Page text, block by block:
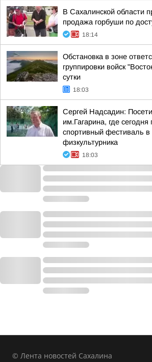
В Сахалинской области
продажа горбуши по
18:14
Обстановка в зоне
группировки войск
сутки
18:03
Сергей Надсадин:
им.Гагарина, где
спортивный фестиваль в
физкультурника
18:03
© Лента новостей Сахалина